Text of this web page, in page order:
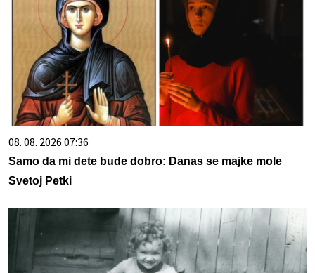
08. 08. 2026 07:36
Samo da mi dete bude dobro: Danas se majke mole
Svetoj Petki